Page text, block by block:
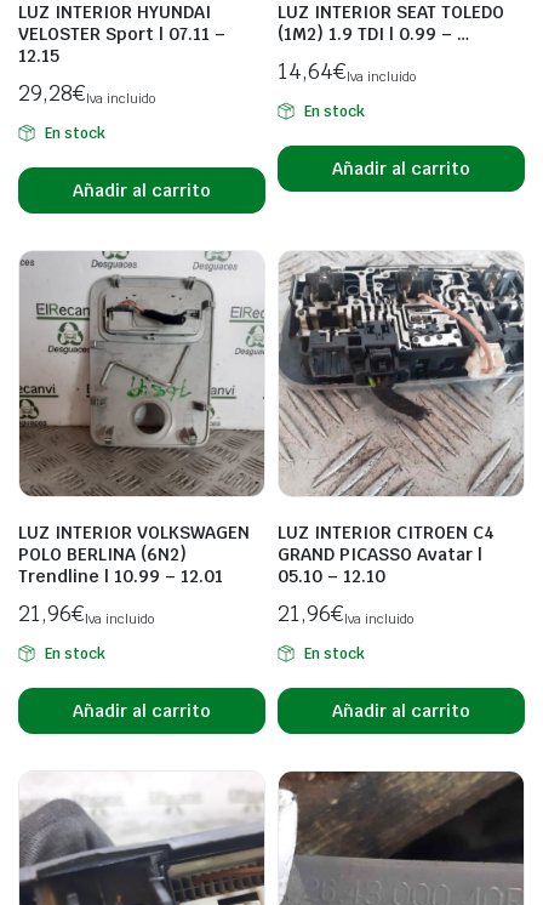
LUZ INTERIOR HYUNDAI
VELOSTER Sport | 07.11 –
12.15
29,28€Iva incluido
En stock
Añadir al carrito
LUZ INTERIOR SEAT TOLEDO
(1M2) 1.9 TDI | 0.99 – …
14,64€Iva incluido
En stock
Añadir al carrito
LUZ INTERIOR VOLKSWAGEN
POLO BERLINA (6N2)
Trendline | 10.99 – 12.01
21,96€Iva incluido
En stock
Añadir al carrito
LUZ INTERIOR CITROEN C4
GRAND PICASSO Avatar |
05.10 – 12.10
21,96€Iva incluido
En stock
Añadir al carrito